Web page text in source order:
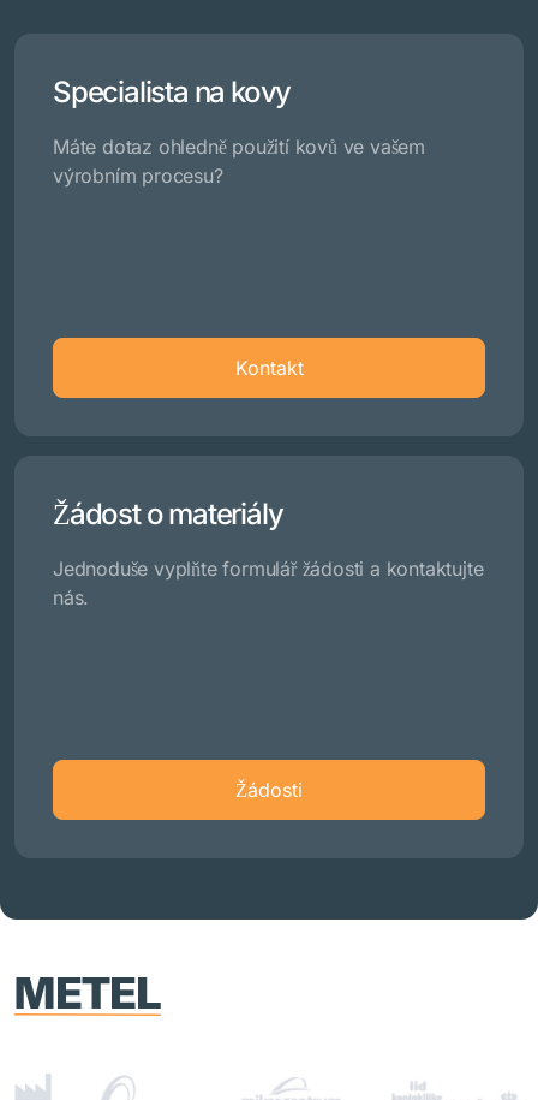
Specialista na kovy
Máte dotaz ohledně použití kovů ve vašem
výrobním procesu?
Kontakt
Žádost o materiály
Jednoduše vyplňte formulář žádosti a kontaktujte
nás.
Žádosti